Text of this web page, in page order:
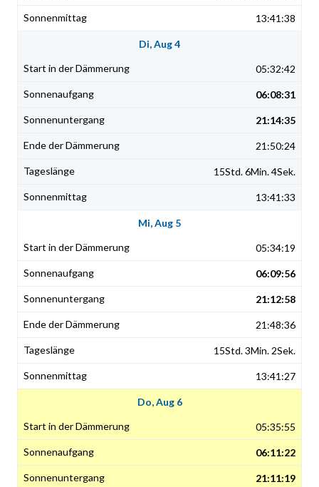
13:41:38
Di, Aug 4
05:32:42
06:08:31
21:14:35
21:50:24
15Std. 6Min. 4Sek.
13:41:33
Mi, Aug 5
05:34:19
06:09:56
21:12:58
21:48:36
15Std. 3Min. 2Sek.
13:41:27
Do, Aug 6
05:35:55
06:11:22
21:11:19